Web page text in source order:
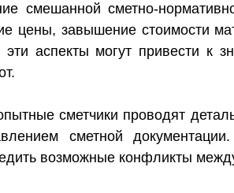
смешанной сметно-
цены, завышение стоимости
эти аспекты могут привести к
сметчики проводят
сметной
возможные конфликты